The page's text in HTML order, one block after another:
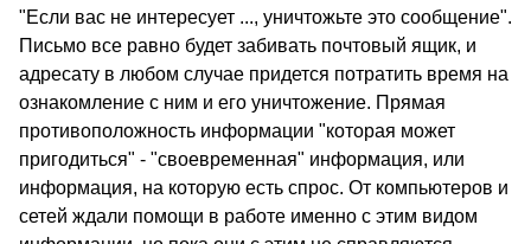
"Если вас не интересует ..., уничтожьте это сообщение".
Письмо все равно будет забивать почтовый ящик, и
адресату в любом случае придется потратить время на
ознакомление с ним и его уничтожение. Прямая
противоположность информации "которая может
пригодиться" - "своевременная" информация, или
информация, на которую есть спрос. От компьютеров и
сетей ждали помощи в работе именно с этим видом